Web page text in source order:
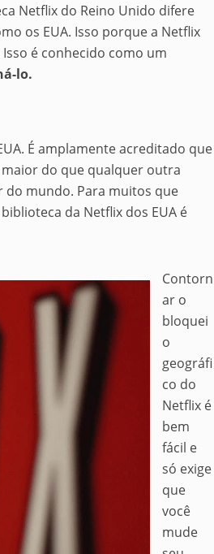
Netflix do Reino Unido difere
os EUA. Isso porque a Netflix
Isso é conhecido como um
lo.
É amplamente acreditado que
maior do que qualquer outra
mundo. Para muitos que
da Netflix dos EUA é
Contorn
ar o
bloquei
o
geográfi
co do
Netflix é
bem
fácil e
só exige
que
você
mude